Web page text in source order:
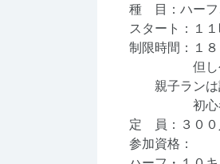
種 目：ハーフ
スタート：１
制限時間：１
但し公式サ
親子ランは記
初心者の
定 員：３００
参加資格：